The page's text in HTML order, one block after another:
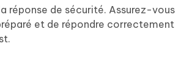
réponse de sécurité. Assurez-vous
et de répondre correctement